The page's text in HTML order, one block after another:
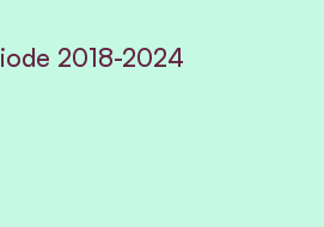
2018-2024